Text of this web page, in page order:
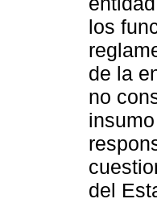
los
de la
no
del